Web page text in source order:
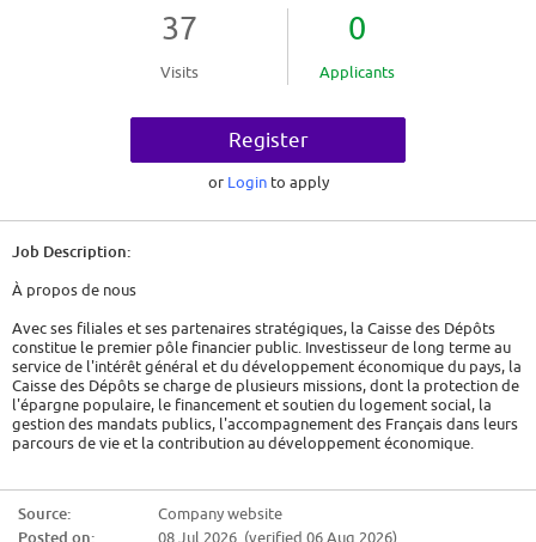
37
Visits
0
Applicants
Register
or Login to apply
Job Description:
À propos de nous
Avec ses filiales et ses partenaires stratégiques, la Caisse des Dépôts
constitue le premier pôle financier public. Investisseur de long terme au
service de l'intérêt général et du développement économique du pays, la
Caisse des Dépôts se charge de plusieurs missions, dont la protection de
l'épargne populaire, le financement et soutien du logement social, la
gestion des mandats publics, l'accompagnement des Français dans leurs
parcours de vie et la contribution au développement économique.
participations stratégiques, et les Politiques sociales.
Source:
Company website
Posted on:
08 Jul 2026 (verified 06 Aug 2026)